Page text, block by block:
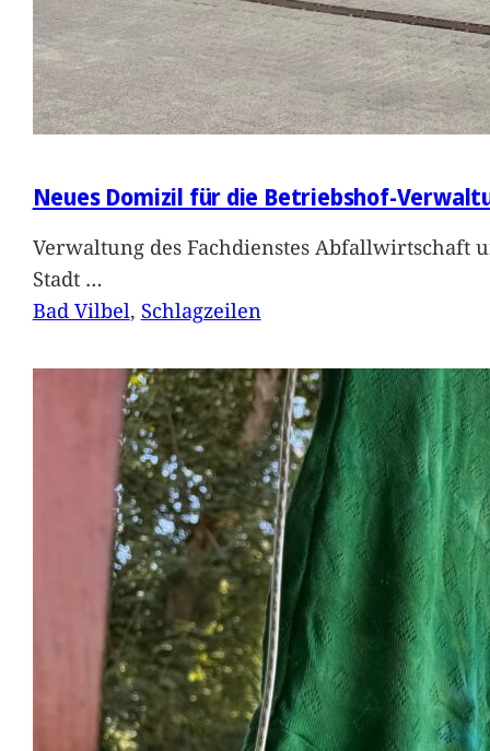
Neues Domizil für die Betriebshof-
Verwaltung des Fachdienstes Abfallwirtschaft
Stadt …
Bad Vilbel, Schlagzeilen